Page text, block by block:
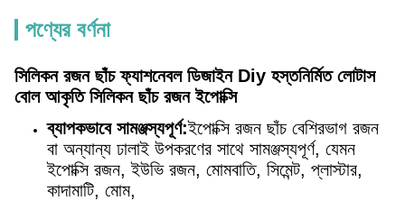
পণ্যের বর্ণনা
সিলিকন রজন ছাঁচ ফ্যাশনেবল ডিজাইন Diy হস্তনির্মিত লোটাস
বোল আকৃতি সিলিকন ছাঁচ রজন ইপোক্সি
ব্যাপকভাবে সামঞ্জস্যপূর্ণ:ইপোক্সি রজন ছাঁচ বেশিরভাগ রজন
বা অন্যান্য ঢালাই উপকরণের সাথে সামঞ্জস্যপূর্ণ, যেমন
ইপোক্সি রজন, ইউভি রজন, মোমবাতি, সিমেন্ট, প্লাস্টার,
কাদামাটি, মোম,